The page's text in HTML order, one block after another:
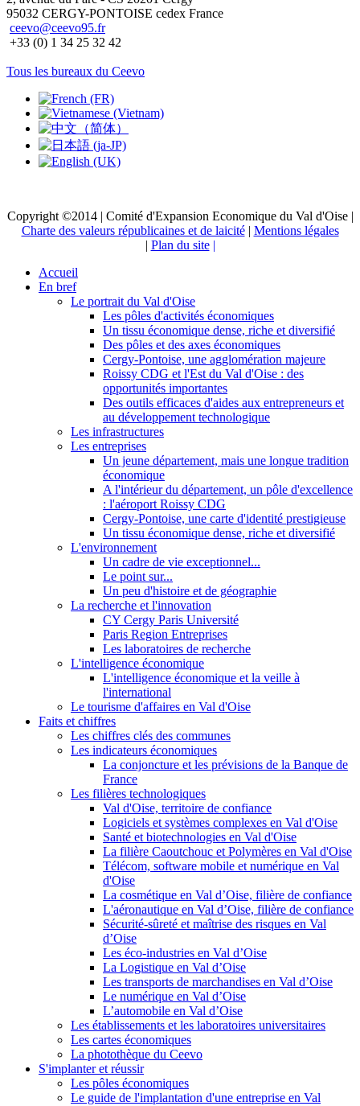
95032 CERGY-PONTOISE cedex France
ceevo@ceevo95.fr
+33 (0) 1 34 25 32 42
Tous les bureaux du Ceevo
Copyright ©2014 | Comité d'Expansion Economique du Val d'Oise |
Charte des valeurs républicaines et de laicité| Mentions légales
| Plan du site |
Accueil
En bref
Le portrait du Val d'Oise
Les pôles d'activités économiques
Un tissu économique dense, riche et diversifié
Des pôles et des axes économiques
Cergy-Pontoise, une agglomération majeure
Roissy CDG et l'Est du Val d'Oise : des
opportunités importantes
Des outils efficaces d'aides aux entrepreneurs et
au développement technologique
Les infrastructures
Les entreprises
Un jeune département, mais une longue tradition
économique
A l'intérieur du département, un pôle d'excellence
: l'aéroport Roissy CDG
Cergy-Pontoise, une carte d'identité prestigieuse
Un tissu économique dense, riche et diversifié
L'environnement
Un cadre de vie exceptionnel...
Le point sur...
Un peu d'histoire et de géographie
La recherche et l'innovation
CY Cergy Paris Université
Paris Region Entreprises
Les laboratoires de recherche
L'intelligence économique
L'intelligence économique et la veille à
l'international
Le tourisme d'affaires en Val d'Oise
Faits et chiffres
Les chiffres clés des communes
Les indicateurs économiques
La conjoncture et les prévisions de la Banque de
France
Les filières technologiques
Val d'Oise, territoire de confiance
Logiciels et systèmes complexes en Val d'Oise
Santé et biotechnologies en Val d'Oise
La filière Caoutchouc et Polymères en Val d'Oise
Télécom, software mobile et numérique en Val
d'Oise
La cosmétique en Val d’Oise, filière de confiance
L'aéronautique en Val d’Oise, filière de confiance
Sécurité-sûreté et maîtrise des risques en Val
d’Oise
Les éco-industries en Val d’Oise
La Logistique en Val d’Oise
Les transports de marchandises en Val d’Oise
Le numérique en Val d’Oise
L’automobile en Val d’Oise
Les établissements et les laboratoires universitaires
Les cartes économiques
La photothèque du Ceevo
S'implanter et réussir
Les pôles économiques
Le guide de l'implantation d'une entreprise en Val